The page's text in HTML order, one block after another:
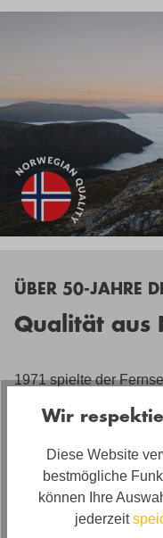
ÜBER 50-JAHRE
Qualität aus
1971 spielte der
der perfekte
innovative Funktionen
immer mehr Zeit im
Sessel bot
kontinuierliche
Wir
Diese Website
bestmögliche
können Ihre
jederzeit